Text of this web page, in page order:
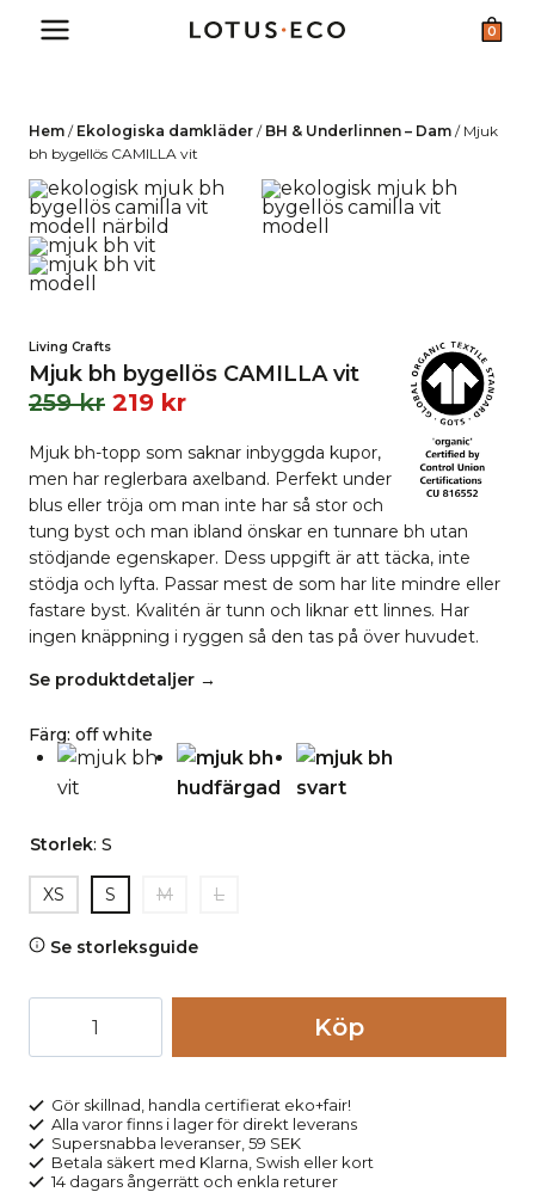
0
Hem / Ekologiska damkläder / BH & Underlinnen – Dam / Mjuk
bh bygellös CAMILLA vit
Living Crafts
Mjuk bh bygellös CAMILLA vit
259kr 219 kr
Mjuk bh-topp som saknar inbyggda kupor,
men har reglerbara axelband. Perfekt under
blus eller tröja om man inte har så stor och
tung byst och man ibland önskar en tunnare bh utan
stödjande egenskaper. Dess uppgift är att täcka, inte
stödja och lyfta. Passar mest de som har lite mindre eller
fastare byst. Kvalitén är tunn och liknar ett linnes. Har
ingen knäppning i ryggen så den tas på över huvudet.
Se produktdetaljer →
Färg: off white
Storlek: S
XS S M L
Se storleksguide
CAMILLA
vit
mängd
Köp
Gör skillnad, handla certifierat eko+fair!
Alla varor finns i lager för direkt leverans
Supersnabba leveranser, 59 SEK
Betala säkert med Klarna, Swish eller kort
14 dagars ångerrätt och enkla returer